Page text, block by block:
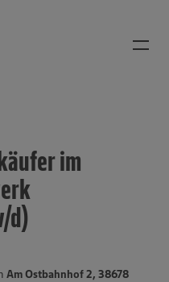
im
d)
Am Ostbahnhof 2, 38678